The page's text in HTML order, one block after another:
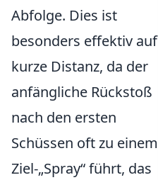
Abfolge. Dies ist
besonders effektiv auf
kurze Distanz, da der
anfängliche Rückstoß
nach den ersten
Schüssen oft zu einem
Ziel-„Spray“ führt, das